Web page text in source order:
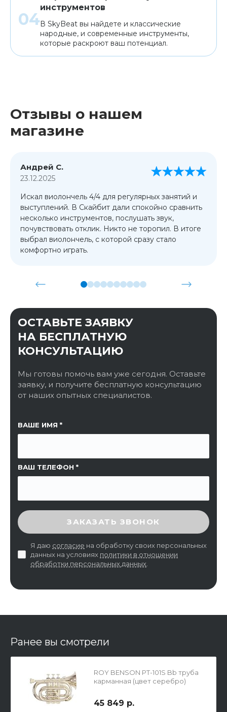
инструментов
В SkyBeat вы найдете и классические
народные, и современные инструменты,
которые раскроют ваш потенциал.
Отзывы о нашем
магазине
Андрей С.
23.12.2025
Искал виолончель 4/4 для регулярных занятий и
выступлений. В Скайбит дали спокойно сравнить
несколько инструментов, послушать звук,
почувствовать отклик. Никто не торопил. В итоге
выбрал виолончель, с которой сразу стало
комфортно играть.
ОСТАВЬТЕ ЗАЯВКУ
НА БЕСПЛАТНУЮ
КОНСУЛЬТАЦИЮ
Мы готовы помочь вам уже сегодня. Оставьте
заявку, и получите бесплатную консультацию
от наших опытных специалистов.
ВАШЕ ИМЯ
ВАШ ТЕЛЕФОН
ССЫЛКА НА СТРАНИЦУ
ВВЕДИТЕ ПРОВЕРОЧНЫЙ КОД
ЗАКАЗАТЬ ЗВОНОК
Я даю согласие на обработку своих персональных
данных на условиях политики в отношении
обработки персональных данных
Ранее вы смотрели
ROY BENSON PT-101S Bb труба
карманная (цвет серебро)
45 849 р.